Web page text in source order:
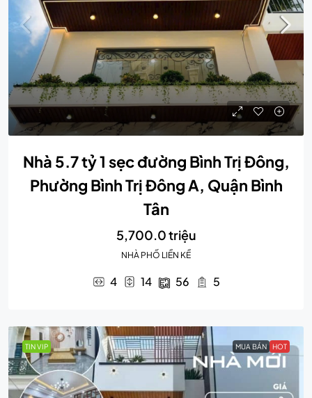
Nhà 5.7 tỷ 1 sẹc đường Bình Trị Đông,
Phường Bình Trị Đông A, Quận Bình
Tân
5,700.0 triệu
NHÀ PHỐ LIỀN KỀ
4 14 56 5
TIN VIP MUA BÁN HOT